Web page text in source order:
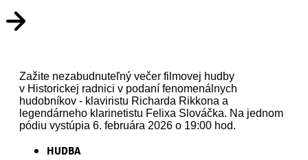
Zažite nezabudnuteľný večer filmovej hudby
v Historickej radnici v podaní fenomenálnych
hudobníkov - klaviristu Richarda Rikkona a
legendárneho klarinetistu Felixa Slováčka. Na jednom
pódiu vystúpia 6. februára 2026 o 19:00 hod.
HUDBA